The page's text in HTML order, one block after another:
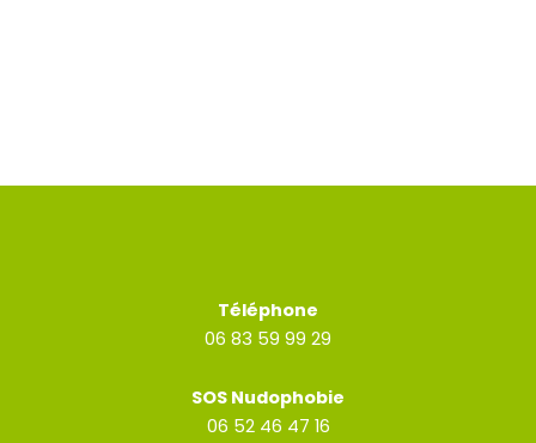
Téléphone
06 83 59 99 29
SOS Nudophobie
06 52 46 47 16